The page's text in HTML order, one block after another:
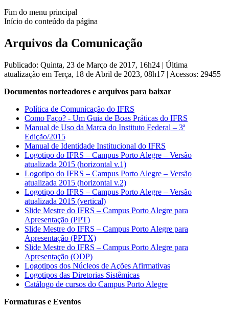
Fim do menu principal
Início do conteúdo da página
Arquivos da Comunicação
Publicado: Quinta, 23 de Março de 2017, 16h24 | Última
atualização em Terça, 18 de Abril de 2023, 08h17 | Acessos: 29455
Documentos norteadores e arquivos para baixar
Política de Comunicação do IFRS
Como Faço? - Um Guia de Boas Práticas do IFRS
Manual de Uso da Marca do Instituto Federal – 3ª
Edição/2015
Manual de Identidade Institucional do IFRS
Logotipo do IFRS – Campus Porto Alegre – Versão
atualizada 2015 (horizontal v.1)
Logotipo do IFRS – Campus Porto Alegre – Versão
atualizada 2015 (horizontal v.2)
Logotipo do IFRS – Campus Porto Alegre – Versão
atualizada 2015 (vertical)
Slide Mestre do IFRS – Campus Porto Alegre para
Apresentação (PPT)
Slide Mestre do IFRS – Campus Porto Alegre para
Apresentação (PPTX)
Slide Mestre do IFRS – Campus Porto Alegre para
Apresentação (ODP)
Logotipos dos Núcleos de Ações Afirmativas
Logotipos das Diretorias Sistêmicas
Catálogo de cursos do Campus Porto Alegre
Formaturas e Eventos